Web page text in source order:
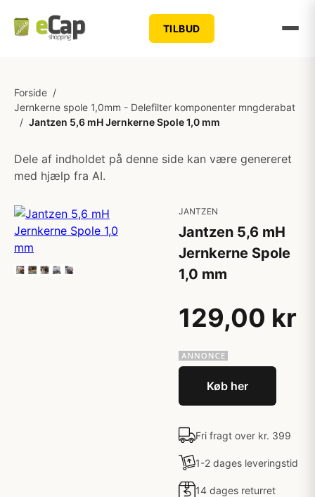
TILBUD
Forside /
Jernkerne spole 1,0mm - Delefilter komponenter mngderabat
/ Jantzen 5,6 mH Jernkerne Spole 1,0 mm
Dele af indholdet på denne side kan være genereret
med hjælp fra AI.
JANTZEN
Jantzen 5,6 mH
Jernkerne Spole
1,0 mm
129,00 kr
Køb her
Fri fragt over kr. 399
1-2 dages leveringstid
14 dages returret